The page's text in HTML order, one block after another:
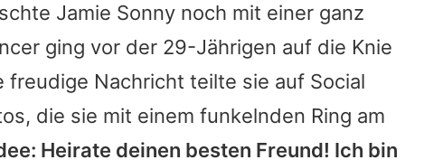
Jamie Sonny noch mit einer ganz
ging vor der 29-Jährigen auf die Knie
freudige Nachricht teilte sie auf Social
die sie mit einem funkelnden Ring am
Heirate deinen besten Freund! Ich bin